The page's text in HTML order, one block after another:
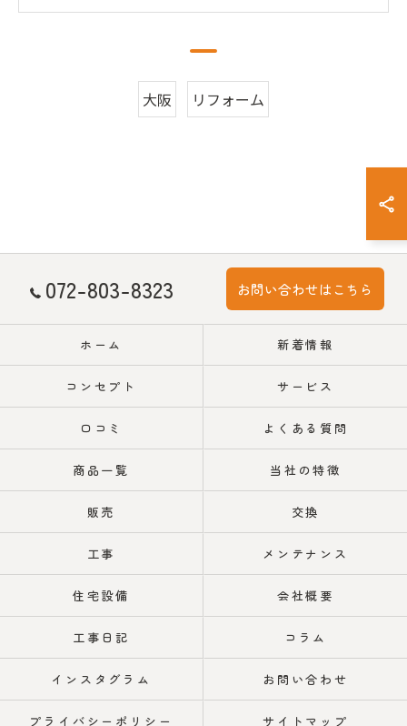
大阪 リフォーム
072-803-8323 お問い合わせはこちら
ホーム 新着情報
コンセプト サービス
口コミ よくある質問
商品一覧 当社の特徴
販売 交換
工事 メンテナンス
住宅設備 会社概要
工事日記 コラム
インスタグラム お問い合わせ
プライバシーポリシー サイトマップ